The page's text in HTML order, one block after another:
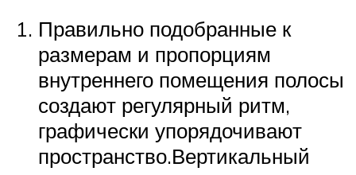
Правильно подобранные к
размерам и пропорциям
внутреннего помещения полосы
создают регулярный ритм,
графически упорядочивают
пространство.Вертикальный